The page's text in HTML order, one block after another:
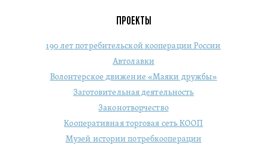
ПРОЕКТЫ
190 лет потребительской кооперации России
Автолавки
Волонтерское движение «Маяки дружбы»
Заготовительная деятельность
Законотворчество
Кооперативная торговая сеть КООП
Музей истории потребкооперации